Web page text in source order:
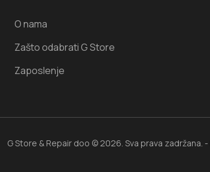
O nama
Zašto odabrati G Store
Zaposlenje
G Store & Repair doo © 2026. Sva prava zadržana. -